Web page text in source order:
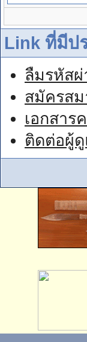
Link ที่มีป
ลืมรหัส
สมัครส
เอกสาร
ติดต่อผู้